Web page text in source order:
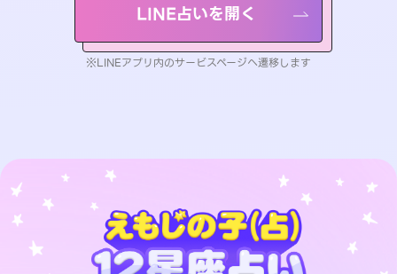
LINE占いを開く
※LINEアプリ内のサービスページへ遷移します